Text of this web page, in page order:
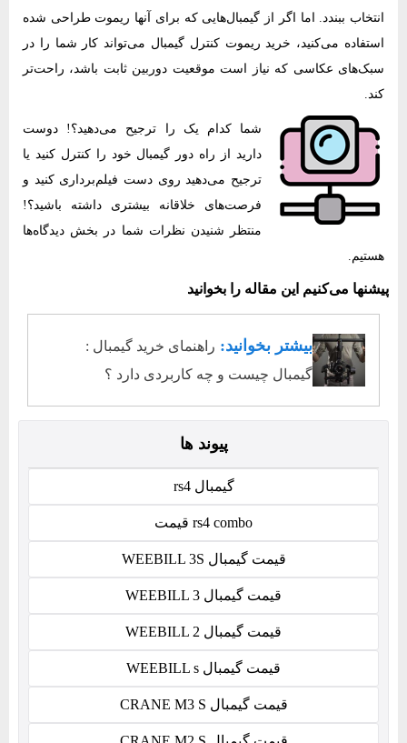
انتخاب ببندد. اما اگر از گیمبال‌هایی که برای آنها ریموت طراحی شده
استفاده می‌کنید، خرید ریموت کنترل گیمبال می‌تواند کار شما را در
سبک‌های عکاسی که نیاز است موقعیت دوربین ثابت باشد، راحت‌تر
کند.
شما کدام یک را ترجیح می‌دهید؟! دوست
دارید از راه دور گیمبال خود را کنترل کنید یا
ترجیح می‌دهید روی دست ‌‌فیلم‌برداری کنید و
فرصت‌های خلاقانه بیشتری داشته باشید؟!
منتظر شنیدن نظرات شما در بخش دیدگاه‌ها
هستیم.
پیشنها می‌کنیم این مقاله را بخوانید
بیشتر بخوانید: راهنمای خرید گیمبال :
گیمبال چیست و چه کاربردی دارد ؟
پیوند ها
گیمبال rs4
rs4 combo قیمت
قیمت گیمبال WEEBILL 3S
قیمت گیمبال WEEBILL 3
قیمت گیمبال WEEBILL 2
قیمت گیمبال WEEBILL s
قیمت گیمبال CRANE M3 S